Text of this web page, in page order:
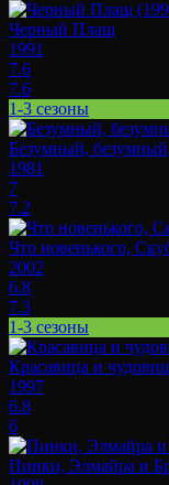
Черный Плащ
1991
7.6
7.6
1-3 сезоны
Безумный,
1981
7
7.2
Что новенького,
2002
6.8
7.3
1-3 сезоны
Красавица и
1997
6.8
6
Пинки, Элмайра и